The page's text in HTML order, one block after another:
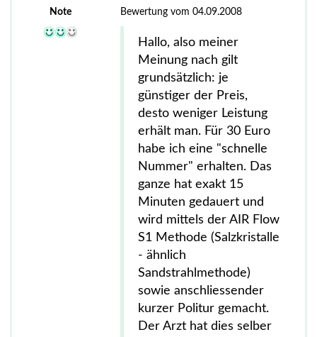
Note Bewertung vom 04.09.2008
Hallo, also meiner
Meinung nach gilt
grundsätzlich: je
günstiger der Preis,
desto weniger Leistung
erhält man. Für 30 Euro
habe ich eine "schnelle
Nummer" erhalten. Das
ganze hat exakt 15
Minuten gedauert und
wird mittels der AIR Flow
S1 Methode (Salzkristalle
- ähnlich
Sandstrahlmethode)
sowie anschliessender
kurzer Politur gemacht.
Der Arzt hat dies selber